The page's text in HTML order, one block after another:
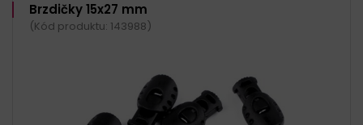
Brzdičky 15x27 mm
(Kód produktu: 143988)